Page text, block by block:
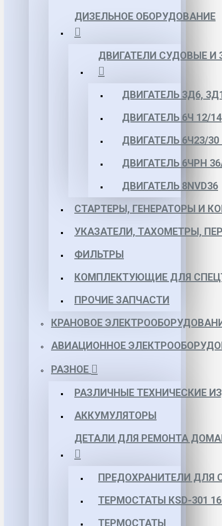
ДИЗЕЛЬНОЕ ОБОРУДОВАНИЕ
ДВИГАТЕЛИ СУДОВЫЕ И
ДВИГАТЕЛЬ 3Д6,
ДВИГАТЕЛЬ 6Ч 12/14
ДВИГАТЕЛЬ 6Ч23/30
ДВИГАТЕЛЬ 6ЧРН
ДВИГАТЕЛЬ 8NVD36
СТАРТЕРЫ, ГЕНЕРАТОРЫ И
УКАЗАТЕЛИ, ТАХОМЕТРЫ,
ФИЛЬТРЫ
КОМПЛЕКТУЮЩИЕ ДЛЯ
ПРОЧИЕ ЗАПЧАСТИ
КРАНОВОЕ
АВИАЦИОННОЕ
РАЗНОЕ
РАЗЛИЧНЫЕ ТЕХНИЧЕСКИЕ
АККУМУЛЯТОРЫ
ДЕТАЛИ ДЛЯ РЕМОНТА
ПРЕДОХРАНИТЕЛИ ДЛЯ
ТЕРМОСТАТЫ КSD-301
ТЕРМОСТАТЫ